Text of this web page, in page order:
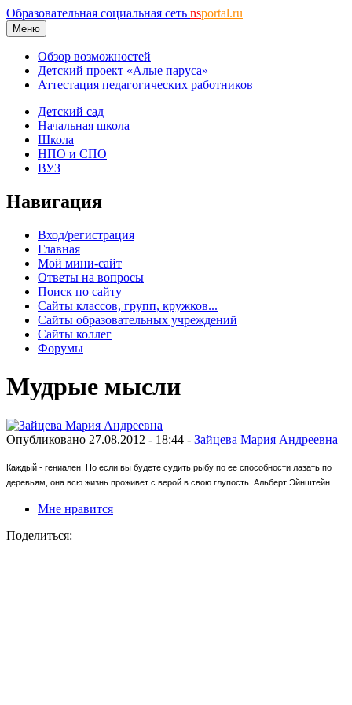
Образовательная социальная сеть nsportal.ru
Меню
Обзор возможностей
Детский проект «Алые паруса»
Аттестация педагогических работников
Детский сад
Начальная школа
Школа
НПО и СПО
ВУЗ
Навигация
Вход/регистрация
Главная
Мой мини-сайт
Ответы на вопросы
Поиск по сайту
Сайты классов, групп, кружков...
Сайты образовательных учреждений
Сайты коллег
Форумы
Мудрые мысли
Опубликовано 27.08.2012 - 18:44 - Зайцева Мария Андреевна
Каждый - гениален. Но если вы будете судить рыбу по ее способности лазать по
деревьям, она всю жизнь проживет с верой в свою глупость. Альберт Эйнштейн
Мне нравится
Поделиться: